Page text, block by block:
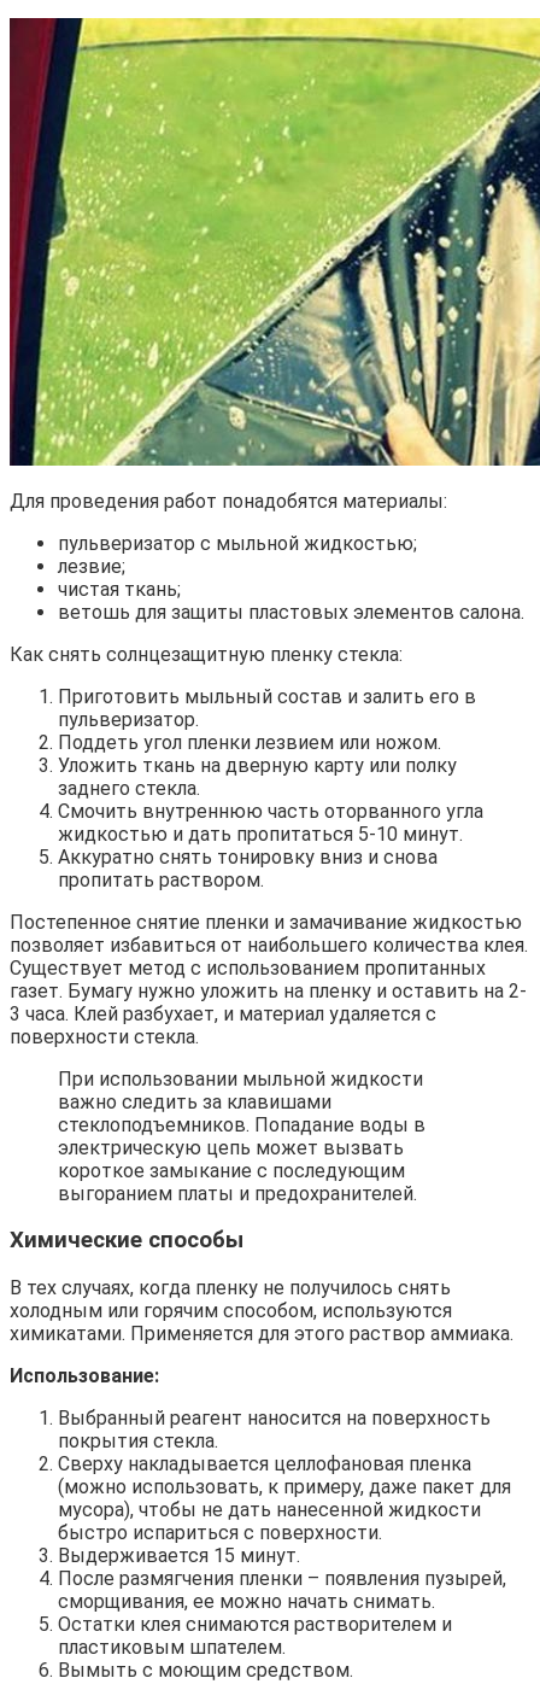
Для проведения работ понадобятся материалы:
пульверизатор с мыльной жидкостью;
лезвие;
чистая ткань;
ветошь для защиты пластовых элементов салона.
Как снять солнцезащитную пленку стекла:
Приготовить мыльный состав и залить его в
пульверизатор.
Поддеть угол пленки лезвием или ножом.
Уложить ткань на дверную карту или полку
заднего стекла.
Смочить внутреннюю часть оторванного угла
жидкостью и дать пропитаться 5-10 минут.
Аккуратно снять тонировку вниз и снова
пропитать раствором.
Постепенное снятие пленки и замачивание жидкостью
позволяет избавиться от наибольшего количества клея.
Существует метод с использованием пропитанных
газет. Бумагу нужно уложить на пленку и оставить на 2-
3 часа. Клей разбухает, и материал удаляется с
поверхности стекла.
При использовании мыльной жидкости
важно следить за клавишами
стеклоподъемников. Попадание воды в
электрическую цепь может вызвать
короткое замыкание с последующим
выгоранием платы и предохранителей.
Химические способы
В тех случаях, когда пленку не получилось снять
холодным или горячим способом, используются
химикатами. Применяется для этого раствор аммиака.
Использование:
Выбранный реагент наносится на поверхность
покрытия стекла.
Сверху накладывается целлофановая пленка
(можно использовать, к примеру, даже пакет для
мусора), чтобы не дать нанесенной жидкости
быстро испариться с поверхности.
Выдерживается 15 минут.
После размягчения пленки – появления пузырей,
сморщивания, ее можно начать снимать.
Остатки клея снимаются растворителем и
пластиковым шпателем.
Вымыть с моющим средством.